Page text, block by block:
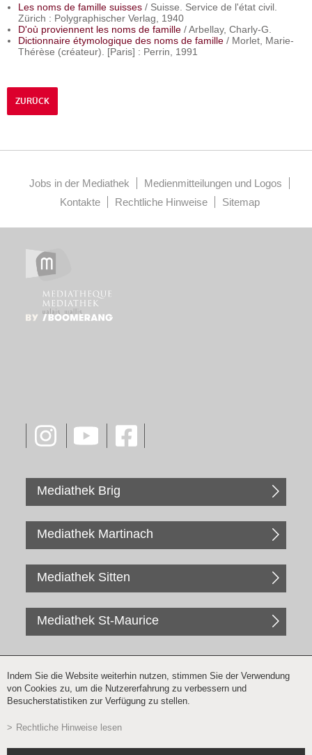
Les noms de famille suisses / Suisse. Service de l'état civil.
Zürich : Polygraphischer Verlag, 1940
D'où proviennent les noms de famille / Arbellay, Charly-G.
Dictionnaire étymologique des noms de famille / Morlet, Marie-
Thérèse (créateur). [Paris] : Perrin, 1991
ZURÜCK
Jobs in der Mediathek
Medienmitteilungen und Logos
Kontakte
Rechtliche Hinweise Sitemap
Mediathek Brig
Mediathek Martinach
Mediathek Sitten
Mediathek St-Maurice
Indem Sie die Website weiterhin nutzen, stimmen Sie der Verwendung
von Cookies zu, um die Nutzererfahrung zu verbessern und
Besucherstatistiken zur Verfügung zu stellen.
Rechtliche Hinweise lesen